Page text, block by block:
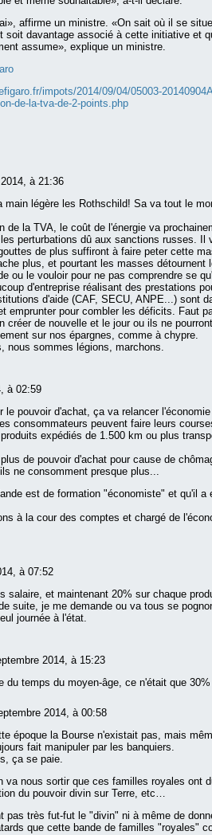
affirme un ministre. «On sait où il se
soit davantage associé à cette initiative et
assume», explique un ministre.
impots/2014/09/04/05003-
de-la-tva-de-2-points.php
à 21:36
main légère les Rothschild! Sa va tout le
de la TVA, le coût de l'énergie va
perturbations dû aux sanctions russes. Il
de plus suffiront à faire peter cette
plus, et pourtant les masses détournent
ou le vouloir pour ne pas comprendre se
d'entreprise réalisant des prestations
d'aide (CAF, SECU, ANPE...) sont
emprunter pour combler les déficits. Faut
créer de nouvelle et le jour ou ils ne
sur nos épargnes, comme à chypre.
nous sommes légions, marchons.
à 02:59
le pouvoir d'achat, ça va relancer
consommateurs peuvent faire leurs
expédiés de 1.500 km ou plus
de pouvoir d'achat pour cause de
ne consomment presque plus...
est de formation "économiste" et qu'il a
à la cour des comptes et chargé de
à 07:52
salaire, et maintenant 20% sur chaque
suite, je me demande ou va tous se
journée à l'état.
2014, à 15:23
du temps du moyen-âge, ce n'était que
2014, à 00:58
époque la Bourse n'existait pas, mais
fait manipuler par les banquiers.
ça se paie.
va nous sortir que ces familles royales ont
du pouvoir divin sur Terre, etc…
pas très fut-fut le "divin" ni à même de
que cette bande de familles "royales"